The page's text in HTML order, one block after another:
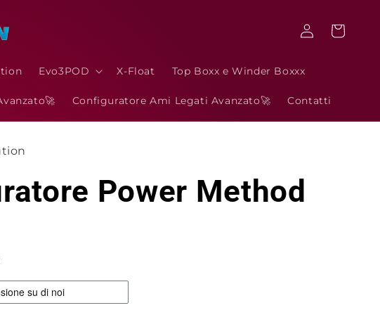
Evo3POD X-Float Top Boxx e Winder Boxxx
Configuratore Ami Legati Avanzato🚀 Contatti
Accedi Carrello
Power Method